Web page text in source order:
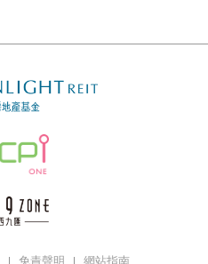
免責聲明 網站指南